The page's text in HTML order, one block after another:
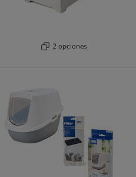
2 opciones